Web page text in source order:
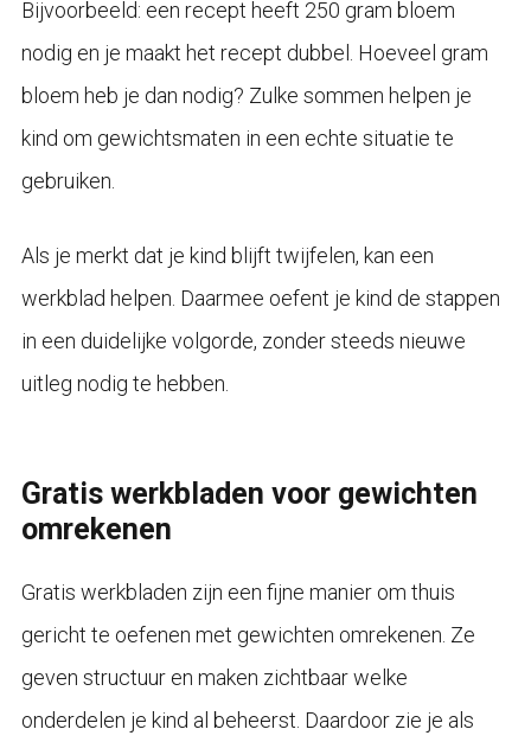
Bijvoorbeeld: een recept heeft 250 gram bloem
nodig en je maakt het recept dubbel. Hoeveel gram
bloem heb je dan nodig? Zulke sommen helpen je
kind om gewichtsmaten in een echte situatie te
gebruiken.
Als je merkt dat je kind blijft twijfelen, kan een
werkblad helpen. Daarmee oefent je kind de stappen
in een duidelijke volgorde, zonder steeds nieuwe
uitleg nodig te hebben.
Gratis werkbladen voor gewichten
omrekenen
Gratis werkbladen zijn een fijne manier om thuis
gericht te oefenen met gewichten omrekenen. Ze
geven structuur en maken zichtbaar welke
onderdelen je kind al beheerst. Daardoor zie je als